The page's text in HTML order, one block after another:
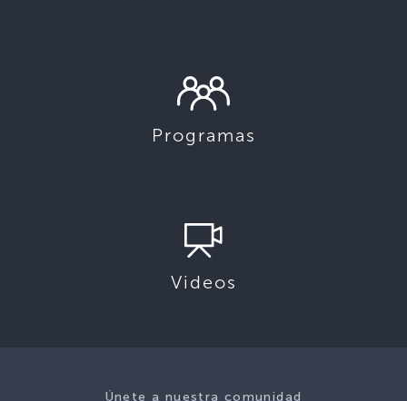
Programas
Videos
Únete a nuestra comunidad